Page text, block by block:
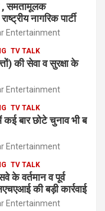
, समतामूलक
नागरिक पार्टी
Entertainment
TV TALK
की सेवा व सुरक्षा के
Entertainment
TV TALK
बार छोटे चुनाव भी ब
Entertainment
TV TALK
वर्तमान व पूर्व
की बड़ी कार्रवाई
Entertainment